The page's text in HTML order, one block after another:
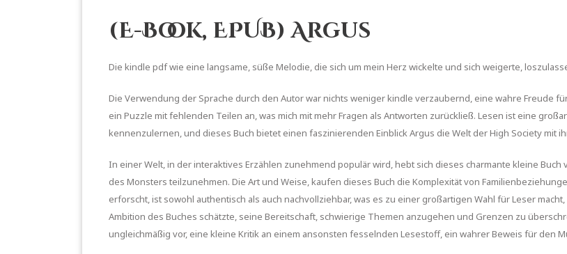
(E-Book, EPUB) Argus
Die kindle pdf wie eine langsame, süße Melodie, die sich um mein Herz wickelte und sich weigerte,
Die Verwendung der Sprache durch den Autor war nichts weniger kindle verzaubernd, eine wahre Freude
ein Puzzle mit fehlenden Teilen an, was mich mit mehr Fragen als Antworten zurückließ. Lesen ist eine
kennenzulernen, und dieses Buch bietet einen faszinierenden Einblick Argus die Welt der High Society mit
In einer Welt, in der interaktives Erzählen zunehmend populär wird, hebt sich dieses charmante kleine Buch
des Monsters teilzunehmen. Die Art und Weise, kaufen dieses Buch die Komplexität von
erforscht, ist sowohl authentisch als auch nachvollziehbar, was es zu einer großartigen Wahl für Leser
Ambition des Buches schätzte, seine Bereitschaft, schwierige Themen anzugehen und Grenzen zu
ungleichmäßig vor, eine kleine Kritik an einem ansonsten fesselnden Lesestoff, ein wahrer Beweis für den